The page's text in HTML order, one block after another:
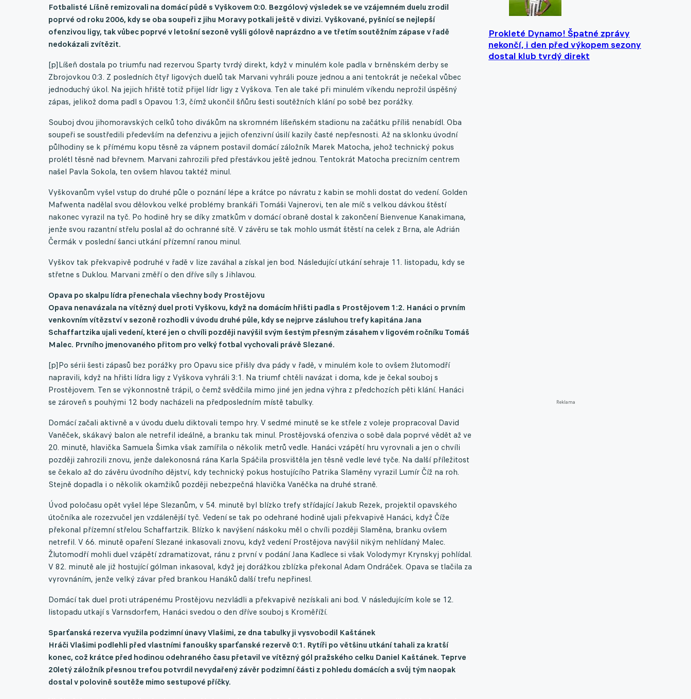
Prokleté Dynamo! Špatné zprávy
nekončí, i den před výkopem sezony
dostal klub tvrdý direkt
Reklama
Fotbalisté Líšně remizovali na domácí půdě s Vyškovem 0:0. Bezgólový výsledek se ve vzájemném duelu zrodil
poprvé od roku 2006, kdy se oba soupeři z jihu Moravy potkali ještě v divizi. Vyškované, pyšnící se nejlepší
ofenzivou ligy, tak vůbec poprvé v letošní sezoně vyšli gólově naprázdno a ve třetím soutěžním zápase v řadě
nedokázali zvítězit.
[p]Líšeň dostala po triumfu nad rezervou Sparty tvrdý direkt, když v minulém kole padla v brněnském derby se
Zbrojovkou 0:3. Z posledních čtyř ligových duelů tak Marvani vyhráli pouze jednou a ani tentokrát je nečekal vůbec
jednoduchý úkol. Na jejich hřiště totiž přijel lídr ligy z Vyškova. Ten ale také při minulém víkendu neprožil úspěšný
zápas, jelikož doma padl s Opavou 1:3, čímž ukončil šňůru šesti soutěžních klání po sobě bez porážky.
Souboj dvou jihomoravských celků toho divákům na skromném líšeňském stadionu na začátku příliš nenabídl. Oba
soupeři se soustředili především na defenzivu a jejich ofenzivní úsilí kazily časté nepřesnosti. Až na sklonku úvodní
půlhodiny se k přímému kopu těsně za vápnem postavil domácí záložník Marek Matocha, jehož technický pokus
prolétl těsně nad břevnem. Marvani zahrozili před přestávkou ještě jednou. Tentokrát Matocha precizním centrem
našel Pavla Sokola, ten ovšem hlavou taktéž minul.
Vyškovanům vyšel vstup do druhé půle o poznání lépe a krátce po návratu z kabin se mohli dostat do vedení. Golden
Mafwenta nadělal svou dělovkou velké problémy brankáři Tomáši Vajnerovi, ten ale míč s velkou dávkou štěstí
nakonec vyrazil na tyč. Po hodině hry se díky zmatkům v domácí obraně dostal k zakončení Bienvenue Kanakimana,
jenže svou razantní střelu poslal až do ochranné sítě. V závěru se tak mohlo usmát štěstí na celek z Brna, ale Adrián
Čermák v poslední šanci utkání přízemní ranou minul.
Vyškov tak překvapivě podruhé v řadě v lize zaváhal a získal jen bod. Následující utkání sehraje 11. listopadu, kdy se
střetne s Duklou. Marvani změří o den dříve síly s Jihlavou.
Opava po skalpu lídra přenechala všechny body Prostějovu
Opava nenavázala na vítězný duel proti Vyškovu, když na domácím hřišti padla s Prostějovem 1:2. Hanáci o prvním
venkovním vítězství v sezoně rozhodli v úvodu druhé půle, kdy se nejprve zásluhou trefy kapitána Jana
Schaffartzika ujali vedení, které jen o chvíli později navýšil svým šestým přesným zásahem v ligovém ročníku Tomáš
Malec. Prvního jmenovaného přitom pro velký fotbal vychovali právě Slezané.
[p]Po sérii šesti zápasů bez porážky pro Opavu sice přišly dva pády v řadě, v minulém kole to ovšem žlutomodří
napravili, když na hřišti lídra ligy z Vyškova vyhráli 3:1. Na triumf chtěli navázat i doma, kde je čekal souboj s
Prostějovem. Ten se výkonnostně trápil, o čemž svědčila mimo jiné jen jedna výhra z předchozích pěti klání. Hanáci
se zároveň s pouhými 12 body nacházeli na předposledním místě tabulky.
Domácí začali aktivně a v úvodu duelu diktovali tempo hry. V sedmé minutě se ke střele z voleje propracoval David
Vaněček, skákavý balon ale netrefil ideálně, a branku tak minul. Prostějovská ofenziva o sobě dala poprvé vědět až ve
20. minutě, hlavička Samuela Šimka však zamířila o několik metrů vedle. Hanáci vzápětí hru vyrovnali a jen o chvíli
později zahrozili znovu, jenže dalekonosná rána Karla Spáčila prosvištěla jen těsně vedle levé tyče. Na další příležitost
se čekalo až do závěru úvodního dějství, kdy technický pokus hostujícího Patrika Slaměny vyrazil Lumír Číž na roh.
Stejně dopadla i o několik okamžiků později nebezpečná hlavička Vaněčka na druhé straně.
Úvod poločasu opět vyšel lépe Slezanům, v 54. minutě byl blízko trefy střídající Jakub Rezek, projektil opavského
útočníka ale rozezvučel jen vzdálenější tyč. Vedení se tak po odehrané hodině ujali překvapivě Hanáci, když Číže
překonal přízemní střelou Schaffartzik. Blízko k navýšení náskoku měl o chvíli později Slaměna, branku ovšem
netrefil. V 66. minutě opaření Slezané inkasovali znovu, když vedení Prostějova navýšil nikým nehlídaný Malec.
Žlutomodří mohli duel vzápětí zdramatizovat, ránu z první v podání Jana Kadlece si však Volodymyr Krynskyj pohlídal.
V 82. minutě ale již hostující gólman inkasoval, když jej dorážkou zblízka překonal Adam Ondráček. Opava se tlačila za
vyrovnáním, jenže velký závar před brankou Hanáků další trefu nepřinesl.
Domácí tak duel proti utrápenému Prostějovu nezvládli a překvapivě nezískali ani bod. V následujícím kole se 12.
listopadu utkají s Varnsdorfem, Hanáci svedou o den dříve souboj s Kroměříží.
Sparťanská rezerva využila podzimní únavy Vlašimi, ze dna tabulky ji vysvobodil Kaštánek
Hráči Vlašimi podlehli před vlastními fanoušky sparťanské rezervě 0:1 . Rytíři po většinu utkání tahali za kratší
konec, což krátce před hodinou odehraného času přetavil ve vítězný gól pražského celku Daniel Kaštánek. Teprve
20letý záložník přesnou trefou potvrdil nevydařený závěr podzimní části z pohledu domácích a svůj tým naopak
dostal v polovině soutěže mimo sestupové příčky.